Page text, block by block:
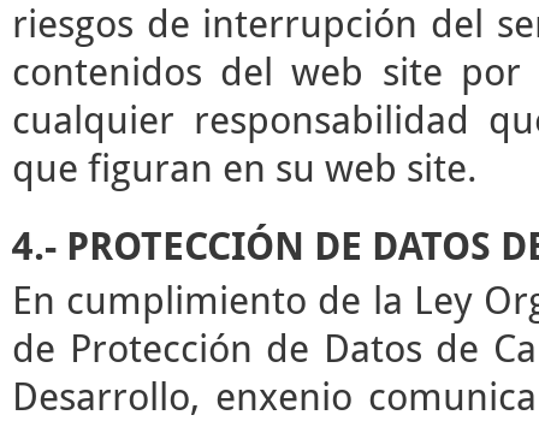
riesgos de interrupción del
contenidos del web site por
cualquier responsabilidad
que figuran en su web site.
4.- PROTECCIÓN DE DATOS
En cumplimiento de la Ley
de Protección de Datos de
Desarrollo, enxenio